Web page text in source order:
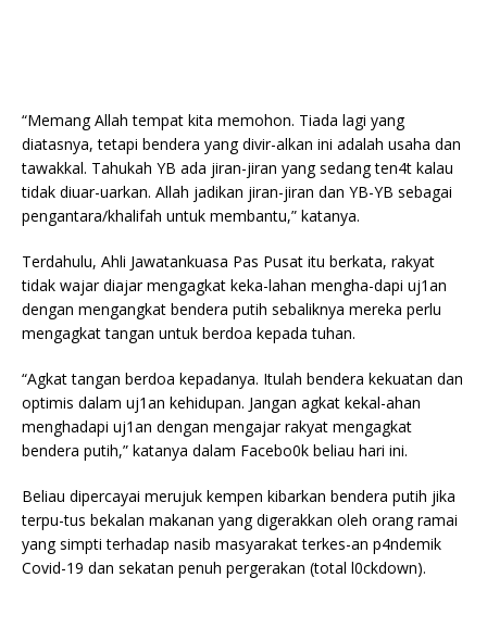
“Memang Allah tempat kita memohon. Tiada lagi yang
diatasnya, tetapi bendera yang divir-alkan ini adalah usaha dan
tawakkal. Tahukah YB ada jiran-jiran yang sedang ten4t kalau
tidak diuar-uarkan. Allah jadikan jiran-jiran dan YB-YB sebagai
pengantara/khalifah untuk membantu,” katanya.
Terdahulu, Ahli Jawatankuasa Pas Pusat itu berkata, rakyat
tidak wajar diajar mengagkat keka-lahan mengha-dapi uj1an
dengan mengangkat bendera putih sebaliknya mereka perlu
mengagkat tangan untuk berdoa kepada tuhan.
“Agkat tangan berdoa kepadanya. Itulah bendera kekuatan dan
optimis dalam uj1an kehidupan. Jangan agkat kekal-ahan
menghadapi uj1an dengan mengajar rakyat mengagkat
bendera putih,” katanya dalam Facebo0k beliau hari ini.
Beliau dipercayai merujuk kempen kibarkan bendera putih jika
terpu-tus bekalan makanan yang digerakkan oleh orang ramai
yang simpti terhadap nasib masyarakat terkes-an p4ndemik
Covid-19 dan sekatan penuh pergerakan (total l0ckdown).